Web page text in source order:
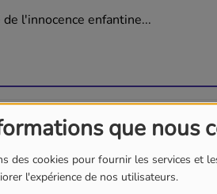
que nous
des cookies pour fournir les services et
l'expérience de nos utilisateurs.
l'innocence enfantine...
commenter cet article